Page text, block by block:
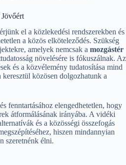
el a közlekedési rendszerekben és
a közös elköteleződés. Szükség
amelyek nemcsak a mozgástér
növelésére is fókuszálnak. Az
és a közvélemény tudatosítása mind
közösen dolgozhatunk a
fenntartásához elengedhetetlen, hogy
átformálásának irányába. A vidéki
és a közösségi összefogás
hiszen mindannyian
szeretnénk élni.